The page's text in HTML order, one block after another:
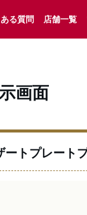
る質問 店舗一覧
画面
トプレート